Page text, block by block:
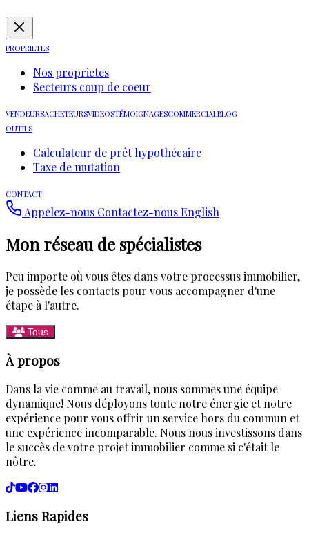
PROPRIETES
Nos proprietes
Secteurs coup de coeur
VENDEURSACHETEURSVIDEOSTÉMOIGNAGESCOMMERCIALBLOG
OUTILS
Calculateur de prêt hypothécaire
Taxe de mutation
CONTACT
Appelez-nous Contactez-nousEnglish
Mon réseau de spécialistes
Peu importe où vous êtes dans votre processus immobilier,
je possède les contacts pour vous accompagner d'une
étape à l'autre.
Tous
À propos
Dans la vie comme au travail, nous sommes une équipe
dynamique! Nous déployons toute notre énergie et notre
expérience pour vous offrir un service hors du commun et
une expérience incomparable. Nous nous investissons dans
le succès de votre projet immobilier comme si c'était le
nôtre.
Liens Rapides